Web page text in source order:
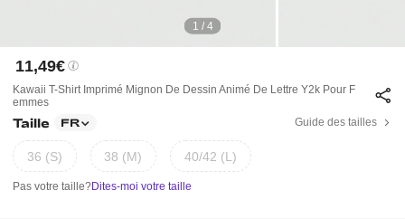
1 / 4
11,49€
Kawaii T-Shirt Imprimé Mignon De Dessin Animé De Lettre Y2k Pour F
Emmes
Taille FR Guide des tailles
36 (S) 38 (M) 40/42 (L)
Pas votre taille?Dites-moi votre taille